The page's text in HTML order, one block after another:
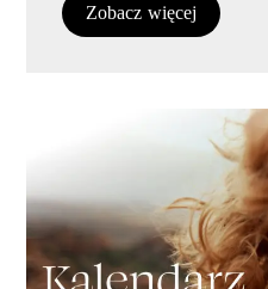
Zobacz więcej